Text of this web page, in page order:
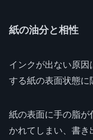
紙の油分と相性
インクが出ない原
する紙の表面状態に
紙の表面に手の脂
かれてしまい、書き